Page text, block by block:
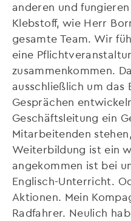
anderen und
Klebstoff, wie Herr
gesamte Team. Wir
eine
zusammenkommen.
ausschließlich um das
Gesprächen
Geschäftsleitung ein
Mitarbeitenden
Weiterbildung ist ein
angekommen ist bei
Englisch-Unterricht.
Aktionen. Mein
Radfahrer. Neulich